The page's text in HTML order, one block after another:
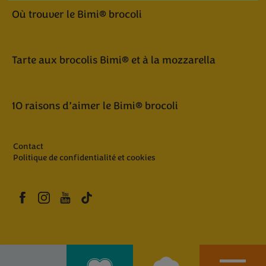
Où trouver le Bimi® brocoli
Tarte aux brocolis Bimi® et à la mozzarella
10 raisons d’aimer le Bimi® brocoli
Contact
Politique de confidentialité et cookies